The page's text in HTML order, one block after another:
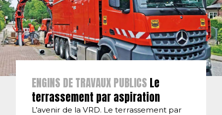
ENGINS DE TRAVAUX PUBLICS Le
terrassement par aspiration
L’avenir de la VRD. Le terrassement par